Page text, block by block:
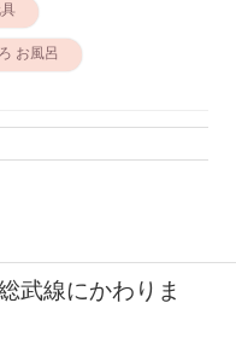
お風呂
武線にかわりま